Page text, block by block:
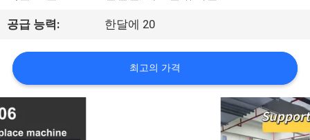
장
견
학
공급 능력: 한달에 20
최고의 가격